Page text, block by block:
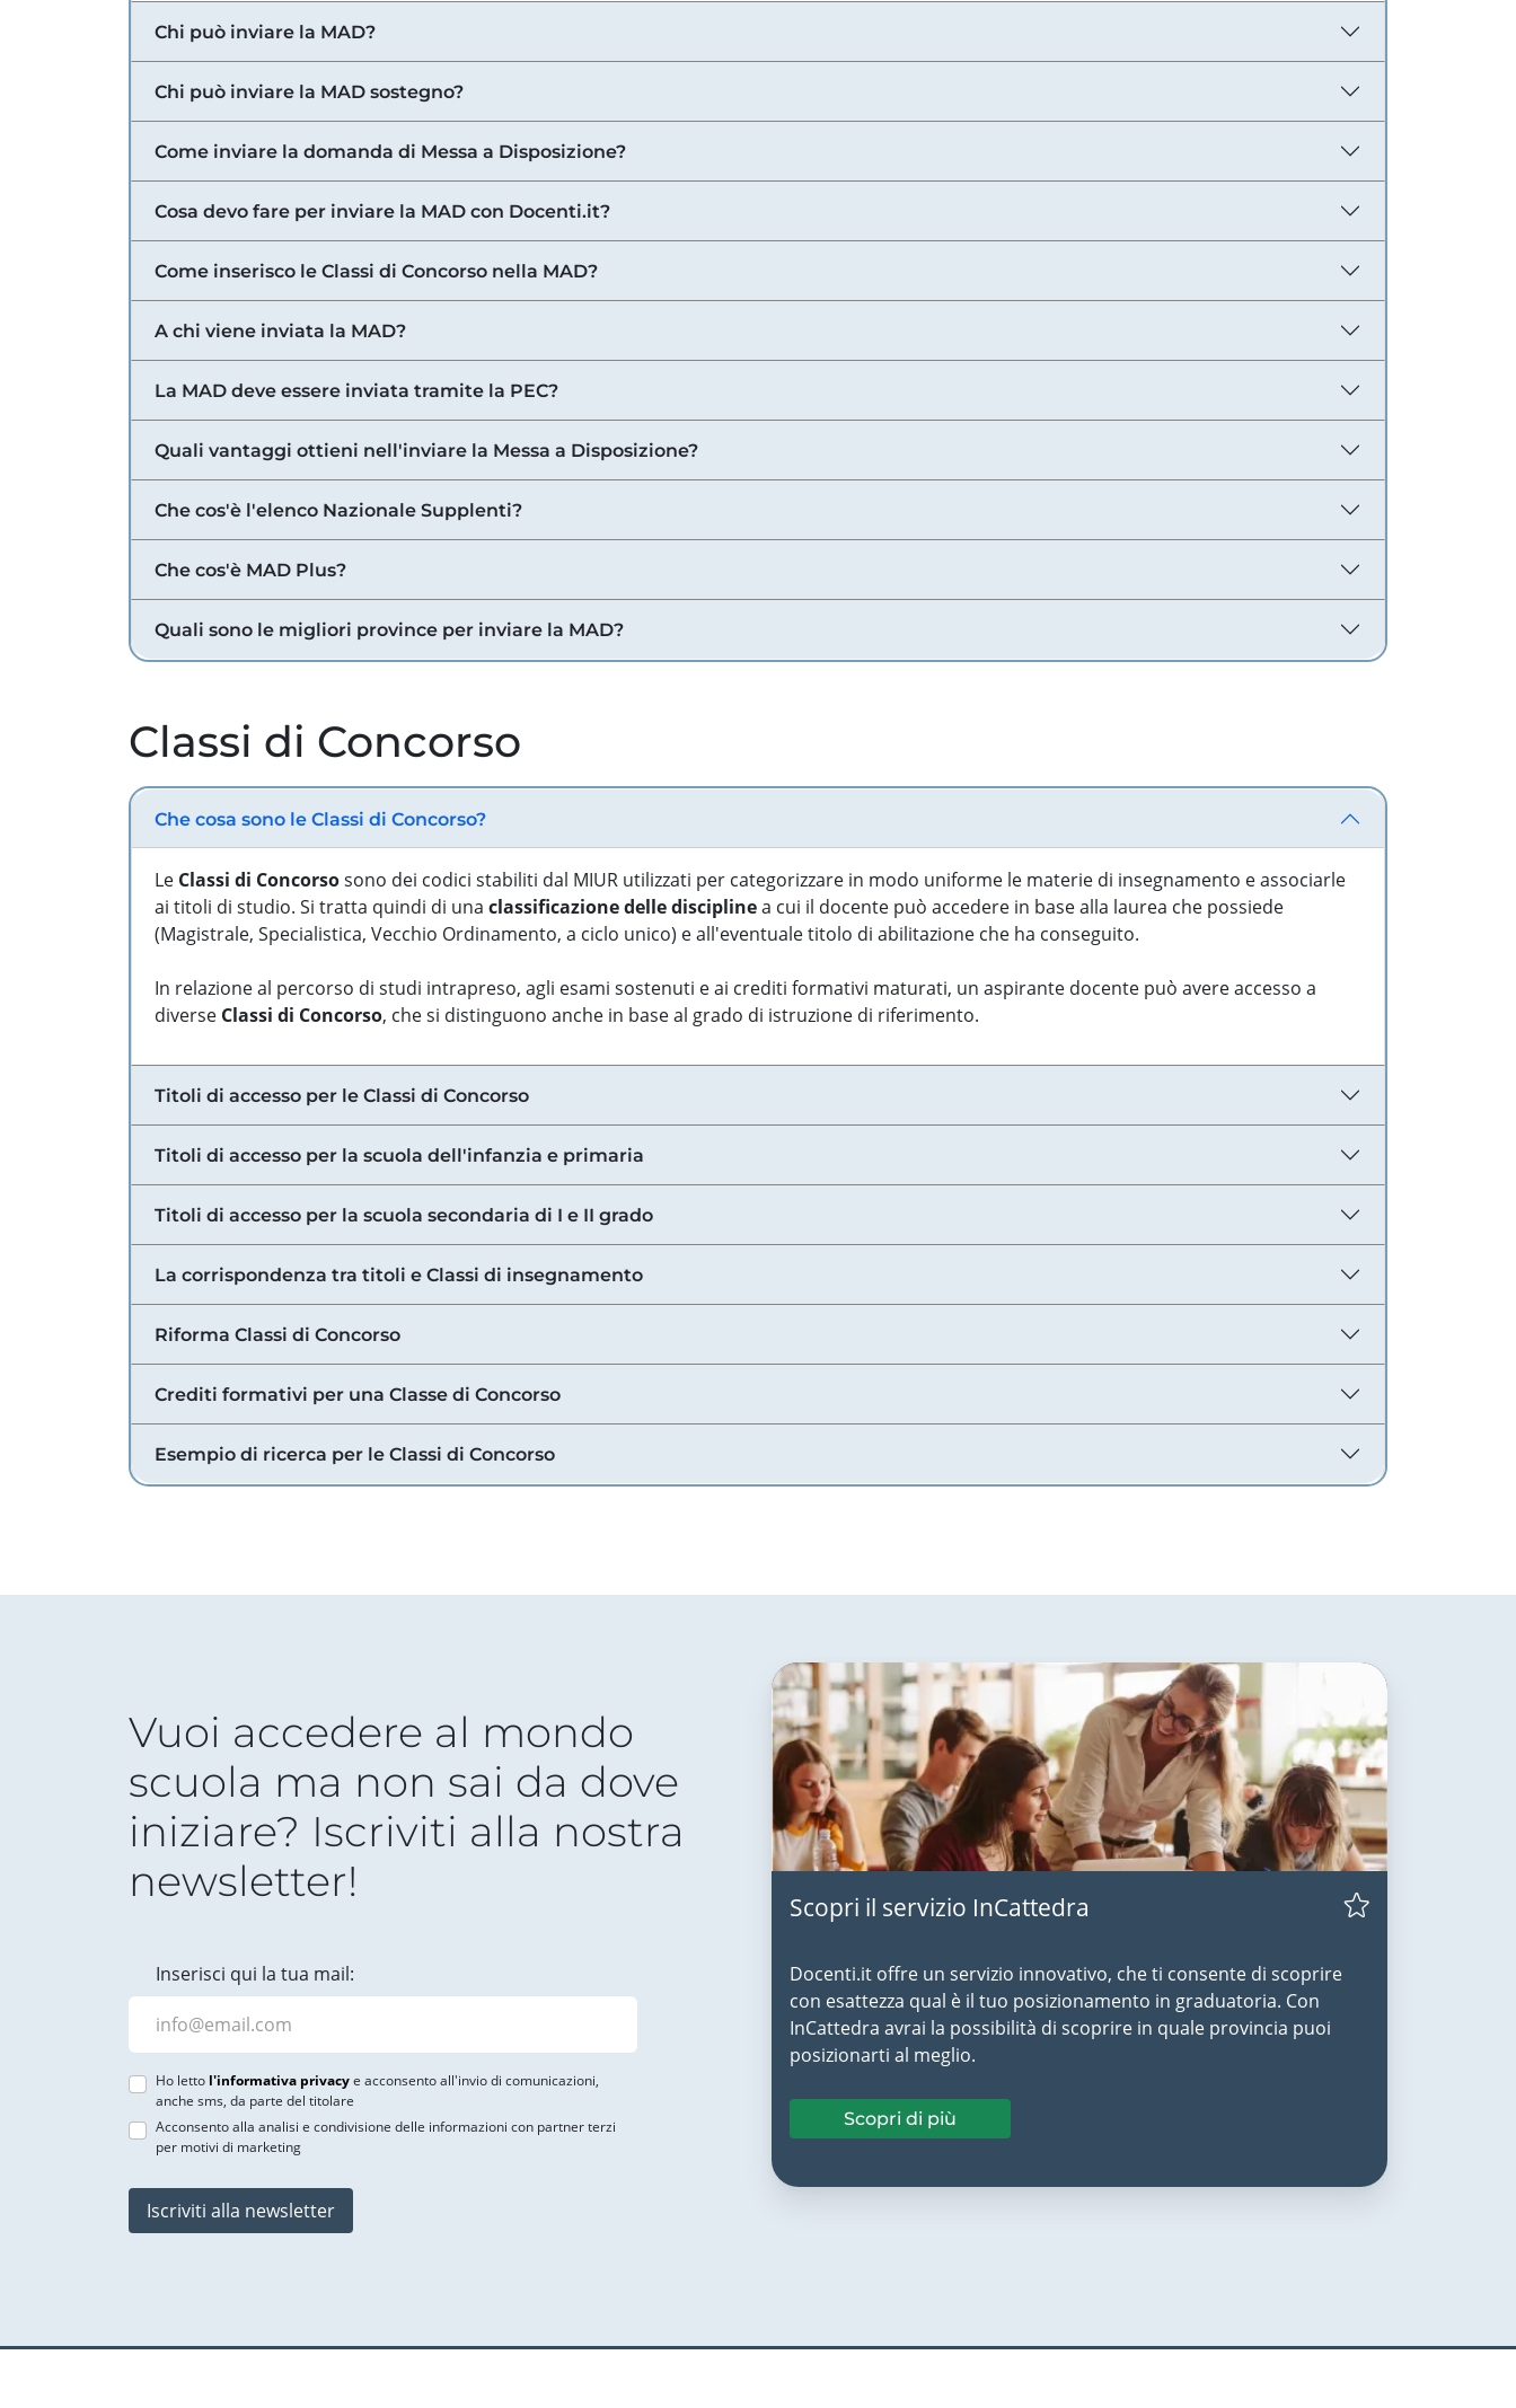
Chi può inviare la MAD?
Chi può inviare la MAD sostegno?
Come inviare la domanda di Messa a Disposizione?
Cosa devo fare per inviare la MAD con Docenti.it?
Come inserisco le Classi di Concorso nella MAD?
A chi viene inviata la MAD?
La MAD deve essere inviata tramite la PEC?
Quali vantaggi ottieni nell'inviare la Messa a Disposizione?
Che cos'è l'elenco Nazionale Supplenti?
Che cos'è MAD Plus?
Quali sono le migliori province per inviare la MAD?
Classi di Concorso
Che cosa sono le Classi di Concorso?
Le Classi di Concorsosono dei codici stabiliti dal MIUR utilizzati per categorizzare in modo uniforme le materie di insegnamento e associarle
ai titoli di studio. Si tratta quindi di una classificazione delle disciplinea cui il docente può accedere in base alla laurea che possiede
(Magistrale, Specialistica, Vecchio Ordinamento, a ciclo unico) e all'eventuale titolo di abilitazione che ha conseguito.
In relazione al percorso di studi intrapreso, agli esami sostenuti e ai crediti formativi maturati, un aspirante docente può avere accesso a
diverse Classi di Concorso, che si distinguono anche in base al grado di istruzione di riferimento.
Titoli di accesso per le Classi di Concorso
Titoli di accesso per la scuola dell'infanzia e primaria
Titoli di accesso per la scuola secondaria di I e II grado
La corrispondenza tra titoli e Classi di insegnamento
Riforma Classi di Concorso
Crediti formativi per una Classe di Concorso
Esempio di ricerca per le Classi di Concorso
Vuoi accedere al mondo
scuola ma non sai da dove
iniziare? Iscriviti alla nostra
newsletter!
Inserisci qui la tua mail:
Ho letto l'informativa privacye acconsento all'invio di comunicazioni,
anche sms, da parte del titolare
Acconsento alla analisi e condivisione delle informazioni con partner terzi
per motivi di marketing
Iscriviti alla newsletter
Scopri il servizio InCattedra
Docenti.it offre un servizio innovativo, che ti consente di scoprire
con esattezza qual è il tuo posizionamento in graduatoria. Con
InCattedra avrai la possibilità di scoprire in quale provincia puoi
posizionarti al meglio.
Scopri di più